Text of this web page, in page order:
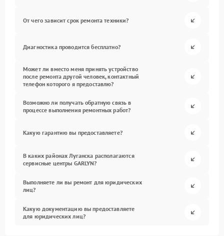
От чего зависит срок ремонта техники?
Диагностика проводится бесплатно?
Может ли вместо меня принять устройство
после ремонта другой человек, контактный
телефон которого я предоставлю?
Возможно ли получать обратную связь в
процессе выполнения ремонтных работ?
Какую гарантию вы предоставляете?
В каких районах Луганска располагаются
сервисные центры GARLYN?
Выполняете ли вы ремонт для юридических
лиц?
Какую документацию вы предоставляете
для юридических лиц?